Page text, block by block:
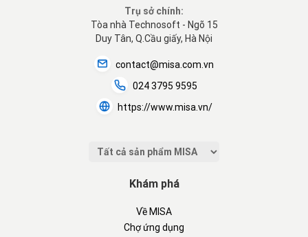
Trụ sở chính:
Tòa nhà Technosoft - Ngõ 15
Duy Tân, Q.Cầu giấy, Hà Nội
contact@misa.com.vn
024 3795 9595
https://www.misa.vn/
Khám phá
Về MISA
Chợ ứng dụng